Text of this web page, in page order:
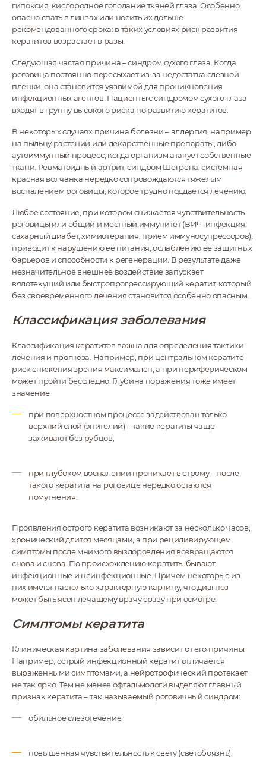
гипоксия, кислородное голодание тканей глаза. Особенно
опасно спать в линзах или носить их дольше
рекомендованного срока: в таких условиях риск развития
кератитов возрастает в разы.
Следующая частая причина – синдром сухого глаза. Когда
роговица постоянно пересыхает из-за недостатка слезной
пленки, она становится уязвимой для проникновения
инфекционных агентов. Пациенты с синдромом сухого глаза
входят в группу высокого риска по развитию кератитов.
В некоторых случаях причина болезни – аллергия, например
на пыльцу растений или лекарственные препараты, либо
аутоиммунный процесс, когда организм атакует собственные
ткани. Ревматоидный артрит, синдром Шегрена, системная
красная волчанка нередко сопровождаются тяжелым
воспалением роговицы, которое трудно поддается лечению.
Любое состояние, при котором снижается чувствительность
роговицы или общий и местный иммунитет (ВИЧ-инфекция,
сахарный диабет, химиотерапия, прием иммуносупрессоров),
приводит к нарушению ее питания, ослаблению ее защитных
барьеров и способности к регенерации. В результате даже
незначительное внешнее воздействие запускает
вялотекущий или быстропрогрессирующий кератит, который
без своевременного лечения становится особенно опасным.
Классификация заболевания
Классификация кератитов важна для определения тактики
лечения и прогноза. Например, при центральном кератите
риск снижения зрения максимален, а при периферическом
может пройти бесследно. Глубина поражения тоже имеет
значение:
при поверхностном процессе задействован только
верхний слой (эпителий) – такие кератиты чаще
заживают без рубцов;
при глубоком воспалении проникает в строму – после
такого кератита на роговице нередко остаются
помутнения.
Проявления острого кератита возникают за несколько часов,
хронический длится месяцами, а при рецидивирующем
симптомы после мнимого выздоровления возвращаются
снова и снова. По происхождению кератиты бывают
инфекционные и неинфекционные. Причем некоторые из
них имеют настолько характерную картину, что диагноз
может быть ясен лечащему врачу сразу при осмотре.
Симптомы кератита
Клиническая картина заболевания зависит от его причины.
Например, острый инфекционный кератит отличается
выраженными симптомами, а нейротрофический протекает
не так ярко. Тем не менее офтальмологи выделяют главный
признак кератита – так называемый роговичный синдром:
обильное слезотечение;
повышенная чувствительность к свету (светобоязнь);